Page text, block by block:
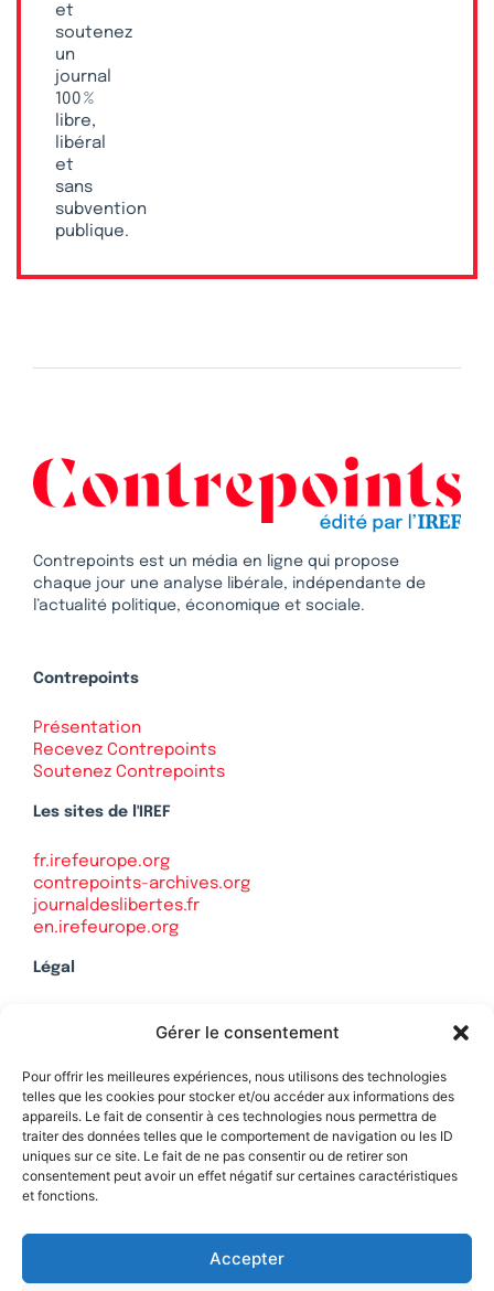
Gérer le consentement
Pour offrir les meilleures expériences, nous utilisons des technologies
telles que les cookies pour stocker et/ou accéder aux informations des
appareils. Le fait de consentir à ces technologies nous permettra de
traiter des données telles que le comportement de navigation ou les ID
uniques sur ce site. Le fait de ne pas consentir ou de retirer son
consentement peut avoir un effet négatif sur certaines caractéristiques
et fonctions.
Accepter
et
soutenez
un
journal
100 %
libre,
libéral
et
sans
subvention
publique.
Contrepoints est un média en ligne qui propose
chaque jour une analyse libérale, indépendante de
l’actualité politique, économique et sociale.
Contrepoints
Présentation
Recevez Contrepoints
Soutenez Contrepoints
Les sites de l'IREF
fr.irefeurope.org
contrepoints-archives.org
journaldeslibertes.fr
en.irefeurope.org
Légal
Politique de confidentialité
Contact
Soutenez Contrepoints